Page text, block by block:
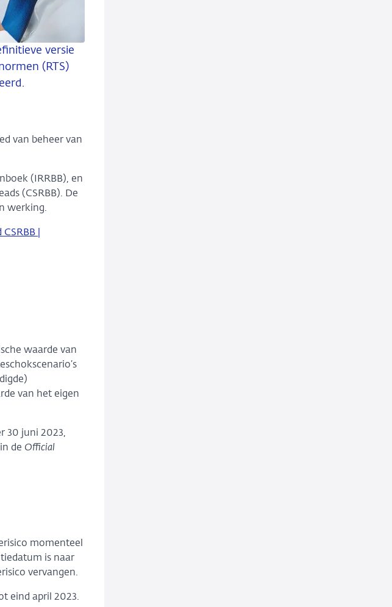
versie
(RTS)
van beheer van
(IRRBB), en
(CSRBB). De
werking.
|
waarde van
van het eigen
30 juni 2023,
de Official
momenteel
is naar
vervangen.
eind april 2023.